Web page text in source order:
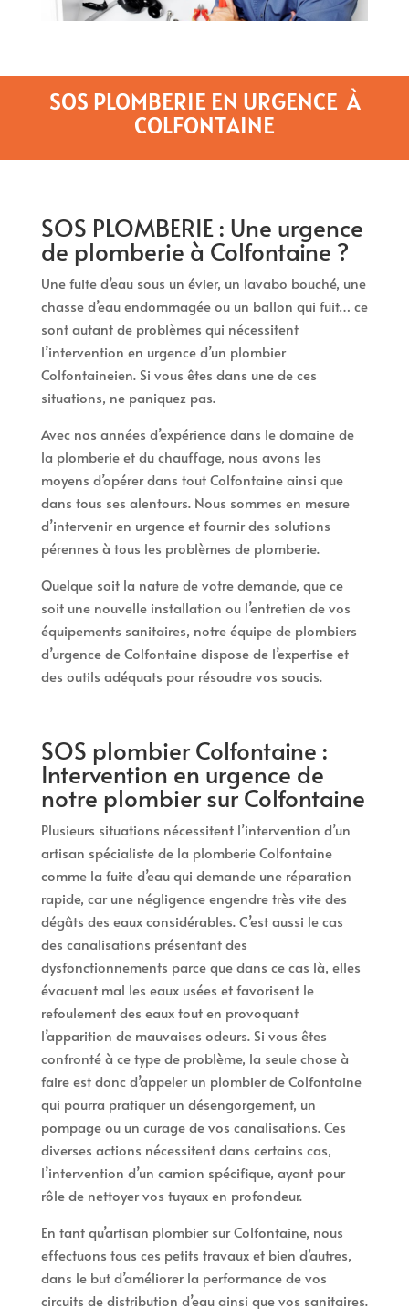
SOS PLOMBERIE EN URGENCE À
COLFONTAINE
SOS PLOMBERIE : Une urgence
de plomberie à Colfontaine ?
Une fuite d’eau sous un évier, un lavabo bouché, une
chasse d’eau endommagée ou un ballon qui fuit… ce
sont autant de problèmes qui nécessitent
l’intervention en urgence d’un plombier
Colfontaineien. Si vous êtes dans une de ces
situations, ne paniquez pas.
Avec nos années d’expérience dans le domaine de
la plomberie et du chauffage, nous avons les
moyens d’opérer dans tout Colfontaine ainsi que
dans tous ses alentours. Nous sommes en mesure
d’intervenir en urgence et fournir des solutions
pérennes à tous les problèmes de plomberie.
Quelque soit la nature de votre demande, que ce
soit une nouvelle installation ou l’entretien de vos
équipements sanitaires, notre équipe de plombiers
d’urgence de Colfontaine dispose de l’expertise et
des outils adéquats pour résoudre vos soucis.
SOS plombier Colfontaine :
Intervention en urgence de
notre plombier sur Colfontaine
Plusieurs situations nécessitent l’intervention d’un
artisan spécialiste de la plomberie Colfontaine
comme la fuite d’eau qui demande une réparation
rapide, car une négligence engendre très vite des
dégâts des eaux considérables. C’est aussi le cas
des canalisations présentant des
dysfonctionnements parce que dans ce cas là, elles
évacuent mal les eaux usées et favorisent le
refoulement des eaux tout en provoquant
l’apparition de mauvaises odeurs. Si vous êtes
confronté à ce type de problème, la seule chose à
faire est donc d’appeler un plombier de Colfontaine
qui pourra pratiquer un désengorgement, un
pompage ou un curage de vos canalisations. Ces
diverses actions nécessitent dans certains cas,
l’intervention d’un camion spécifique, ayant pour
rôle de nettoyer vos tuyaux en profondeur.
En tant qu’artisan plombier sur Colfontaine, nous
effectuons tous ces petits travaux et bien d’autres,
dans le but d’améliorer la performance de vos
circuits de distribution d’eau ainsi que vos sanitaires.